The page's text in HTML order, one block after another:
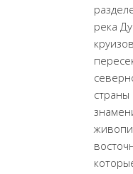
река